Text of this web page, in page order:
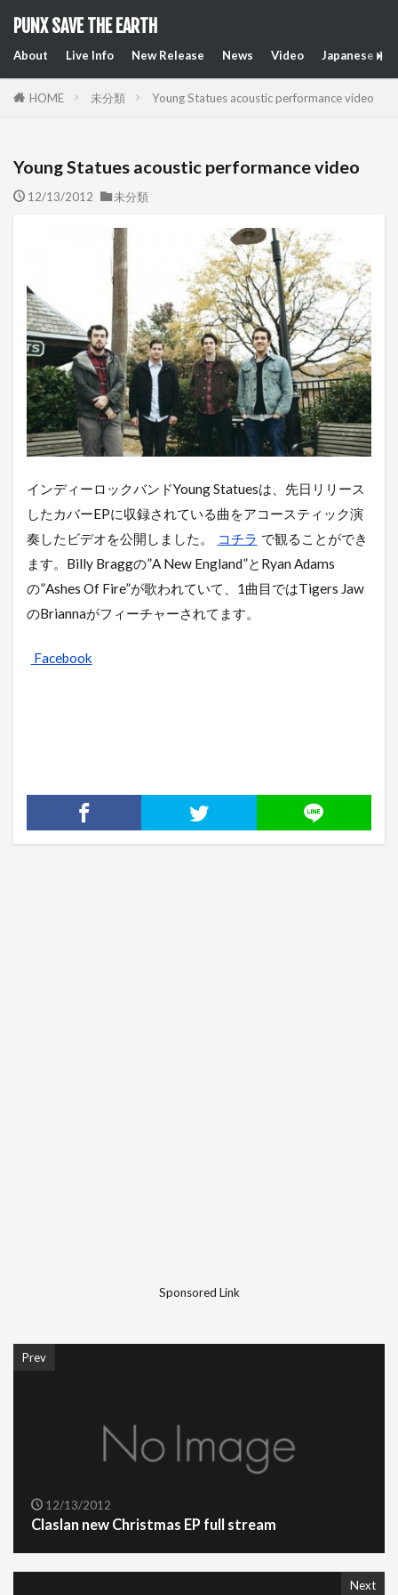
PUNX SAVE THE EARTH
About Live Info New Release News Video Japanese
HOME 未分類 Young Statues acoustic performance video
Young Statues acoustic performance video
12/13/2012 未分類
インディーロックバンドYoung Statuesは、先日リリース
したカバーEPに収録されている曲をアコースティック演
奏したビデオを公開しました。
コチラ で観ることができ
ます。Billy Braggの”A New England”とRyan Adams
の”Ashes Of Fire”が歌われていて、1曲目ではTigers Jaw
のBriannaがフィーチャーされてます。
Facebook
Sponsored Link
Prev
12/13/2012
Claslan new Christmas EP full stream
Next